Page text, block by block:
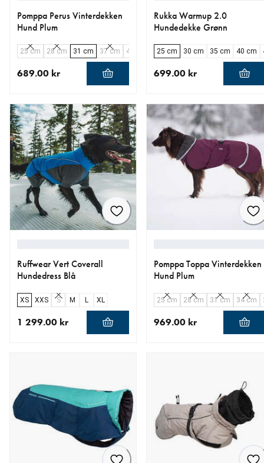
Pomppa Perus Vinterdekken
Hund Plum
25 cm 28 cm 31 cm 37 cm 40 cm 44 cm 48 cm 52 cm 56 cm
689.00 kr
Rukka Warmup 2.0
Hundedekke Grønn
25 cm 30 cm 35 cm 40 cm
699.00 kr
Ruffwear Vert Coverall
Hundedress Blå
XS XXS S M L XL
1 299.00 kr
Pomppa Toppa Vinterdekken
Hund Plum
25 cm 28 cm 31 cm 34 cm
969.00 kr